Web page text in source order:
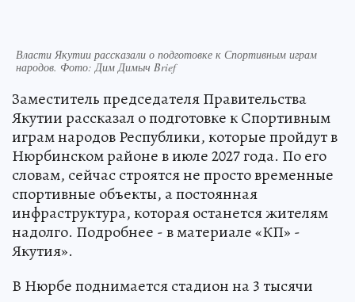
народов. Фото: Дим Димыч Brief
Заместитель председателя Правительства
Якутии рассказал о подготовке к Спортивным
играм народов Республики, которые пройдут в
Нюрбинском районе в июле 2027 года. По его
словам, сейчас строятся не просто временные
спортивные объекты, а постоянная
инфраструктура, которая останется жителям
надолго. Подробнее - в материале «КП» -
Якутия».